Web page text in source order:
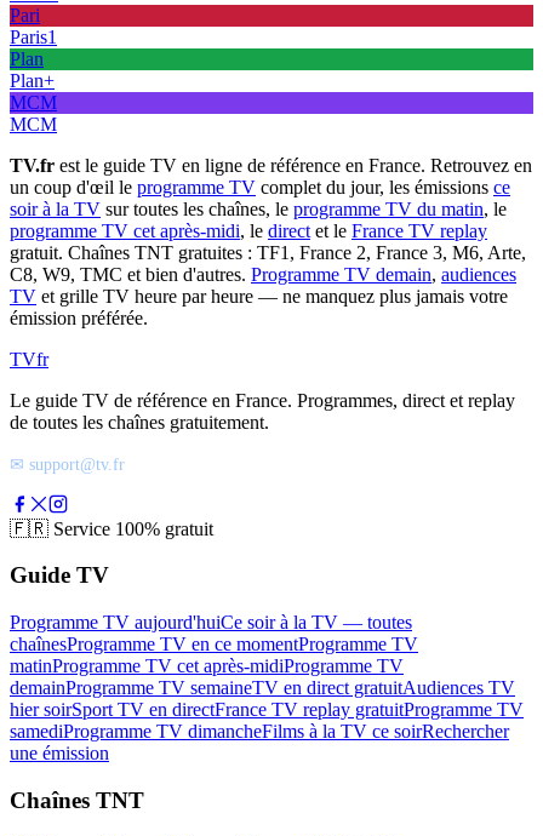
Pari
Paris1
Plan
Plan+
MCM
MCM
TV.fr est le guide TV en ligne de référence en France. Retrouvez en
un coup d'œil le programme TV complet du jour, les émissions ce
soir à la TV sur toutes les chaînes, le programme TV du matin, le
programme TV cet après-midi, le direct et le France TV replay
gratuit. Chaînes TNT gratuites : TF1, France 2, France 3, M6, Arte,
C8, W9, TMC et bien d'autres. Programme TV demain, audiences
TV et grille TV heure par heure — ne manquez plus jamais votre
émission préférée.
TVfr
Le guide TV de référence en France. Programmes, direct et replay
de toutes les chaînes gratuitement.
✉ support@tv.fr
🇫🇷 Service 100% gratuit
Guide TV
Programme TV aujourd'huiCe soir à la TV — toutes
chaînesProgramme TV en ce momentProgramme TV
matinProgramme TV cet après-midiProgramme TV
demainProgramme TV semaineTV en direct gratuitAudiences TV
hier soirSport TV en directFrance TV replay gratuitProgramme TV
samediProgramme TV dimancheFilms à la TV ce soirRechercher
une émission
Chaînes TNT